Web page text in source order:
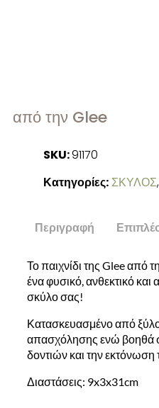
από την Glee
SKU:91170
Κατηγορίες:ΣΚΥΛΟΣ,
Περιγραφή
Το παιχνίδι της Glee από
ένα φυσικό, ανθεκτικό και
σκύλο σας!
Κατασκευασμένο από
απασχόλησης ενώ βοηθά
δοντιών και την εκτόνωση
Διαστάσεις: 9x3x31cm